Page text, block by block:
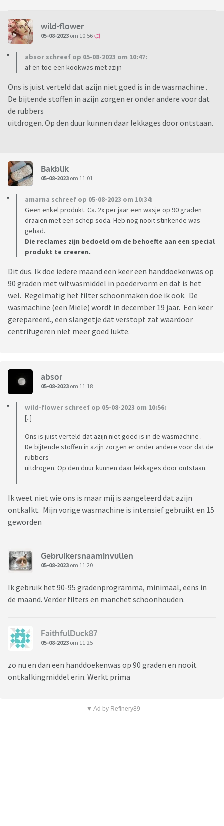
wild-flower
05-08-2023 om 10:56
absor schreef op 05-08-2023 om 10:47:
af en toe een kookwas met azijn
Ons is juist verteld dat azijn niet goed is in de wasmachine .
De bijtende stoffen in azijn zorgen er onder andere voor dat
de rubbers
uitdrogen. Op den duur kunnen daar lekkages door ontstaan.
Bakblik
05-08-2023 om 11:01
amarna schreef op 05-08-2023 om 10:34:
Geen enkel produkt. Ca. 2x per jaar een wasje op 90 graden
draaien met een schep soda. Heb nog nooit stinkende was
gehad.
Die reclames zijn bedoeld om de behoefte aan een special
produkt te creeren.
Dit dus. Ik doe iedere maand een keer een handdoekenwas op
90 graden met witwasmiddel in poedervorm en dat is het
wel. Regelmatig het filter schoonmaken doe ik ook. De
wasmachine (een Miele) wordt in december 19 jaar. Een keer
gerepareerd., een slangetje dat verstopt zat waardoor
centrifugeren niet meer goed lukte.
absor
05-08-2023 om 11:18
wild-flower schreef op 05-08-2023 om 10:56:
[..]
Ons is juist verteld dat azijn niet goed is in de wasmachine .
De bijtende stoffen in azijn zorgen er onder andere voor dat de
rubbers
uitdrogen. Op den duur kunnen daar lekkages door ontstaan.
Ik weet niet wie ons is maar mij is aangeleerd dat azijn
ontkalkt. Mijn vorige wasmachine is intensief gebruikt en 15
geworden
Gebruikersnaaminvullen
05-08-2023 om 11:20
Ik gebruik het 90-95 gradenprogramma, minimaal, eens in
de maand. Verder filters en manchet schoonhouden.
FaithfulDuck87
05-08-2023 om 11:25
zo nu en dan een handdoekenwas op 90 graden en nooit
ontkalkingmiddel erin. Werkt prima
▼ Ad by Refinery89